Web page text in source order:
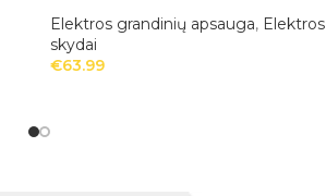
Elektros grandinių apsauga, Elektros
skydai
€63.99